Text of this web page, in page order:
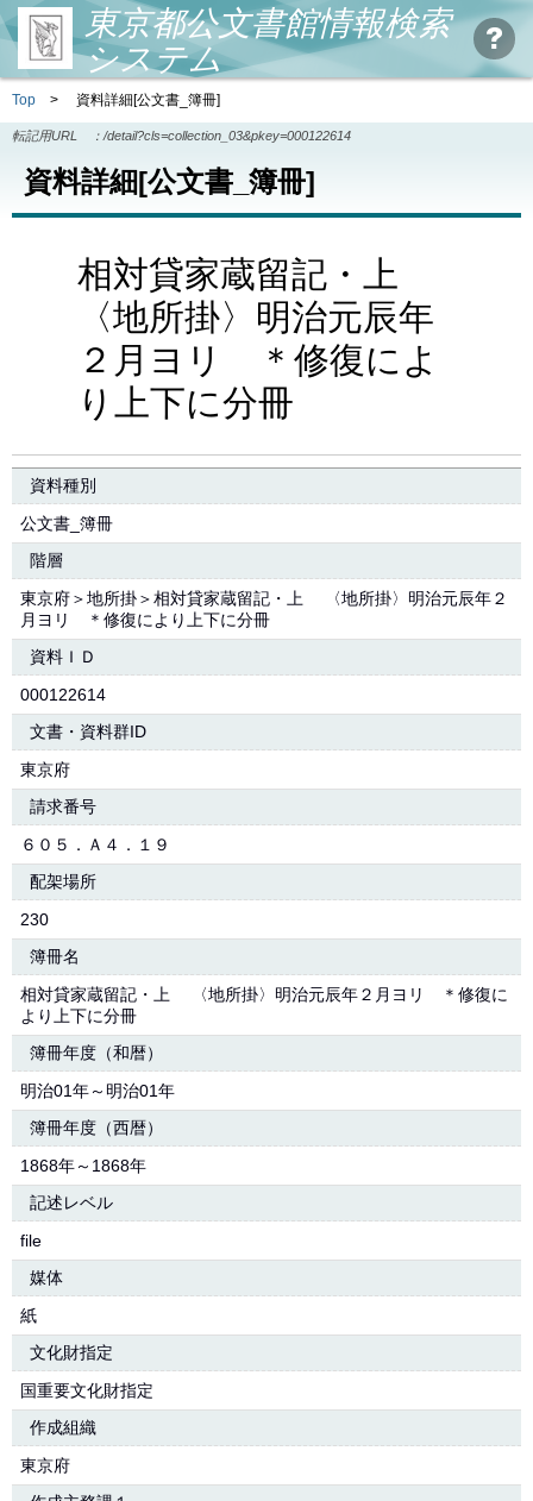
東京都公文書館情報検索
システム
Top > 資料詳細[公文書_簿冊]
転記用URL ： /detail?cls=collection_03&pkey=000122614
資料詳細[公文書_簿冊]
相対貸家蔵留記・上
〈地所掛〉明治元辰年
２月ヨリ ＊修復によ
り上下に分冊
資料種別
公文書_簿冊
階層
東京府＞地所掛＞相対貸家蔵留記・上 〈地所掛〉明治元辰年２
月ヨリ ＊修復により上下に分冊
資料ＩＤ
000122614
文書・資料群ID
東京府
請求番号
６０５．Ａ４．１９
配架場所
230
簿冊名
相対貸家蔵留記・上 〈地所掛〉明治元辰年２月ヨリ ＊修復に
より上下に分冊
簿冊年度（和暦）
明治01年～明治01年
簿冊年度（西暦）
1868年～1868年
記述レベル
file
媒体
紙
文化財指定
国重要文化財指定
作成組織
東京府